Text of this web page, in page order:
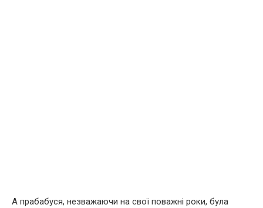
А прабабуся, незважаючи на свої поважні роки, була